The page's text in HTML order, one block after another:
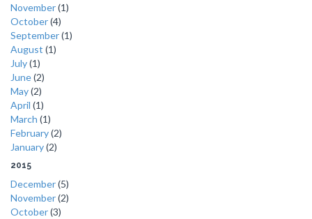
November(1)
October(4)
September(1)
August (1)
July(1)
June(2)
May(2)
April (1)
March (1)
February(2)
January(2)
2015
December(5)
November(2)
October(3)